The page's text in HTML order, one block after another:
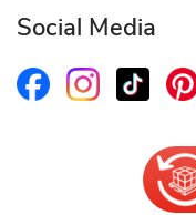
Social Media